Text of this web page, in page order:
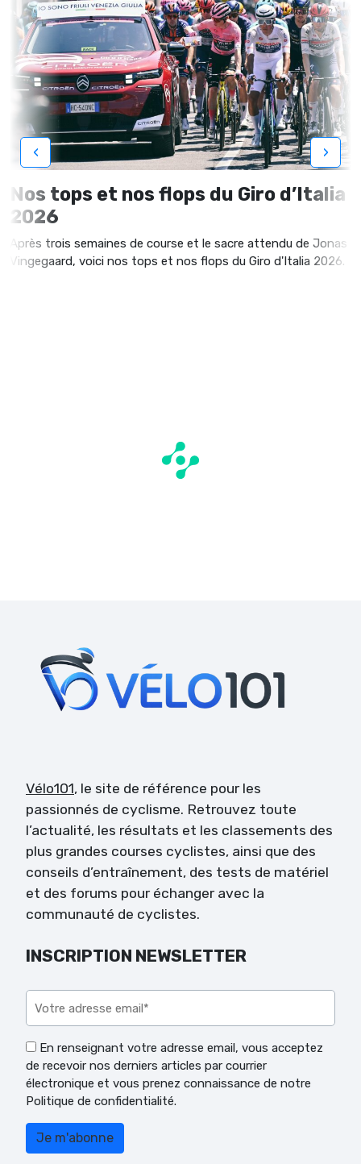
Nos tops et nos flops du Giro d’Italia
2026
Après trois semaines de course et le sacre attendu de Jonas
Vingegaard, voici nos tops et nos flops du Giro d'Italia 2026.
‹ ›
Vélo101, le site de référence pour les
passionnés de cyclisme. Retrouvez toute
l’actualité, les résultats et les classements des
plus grandes courses cyclistes, ainsi que des
conseils d’entraînement, des tests de matériel
et des forums pour échanger avec la
communauté de cyclistes.
INSCRIPTION NEWSLETTER
En renseignant votre adresse email, vous acceptez
de recevoir nos derniers articles par courrier
électronique et vous prenez connaissance de notre
Politique de confidentialité.